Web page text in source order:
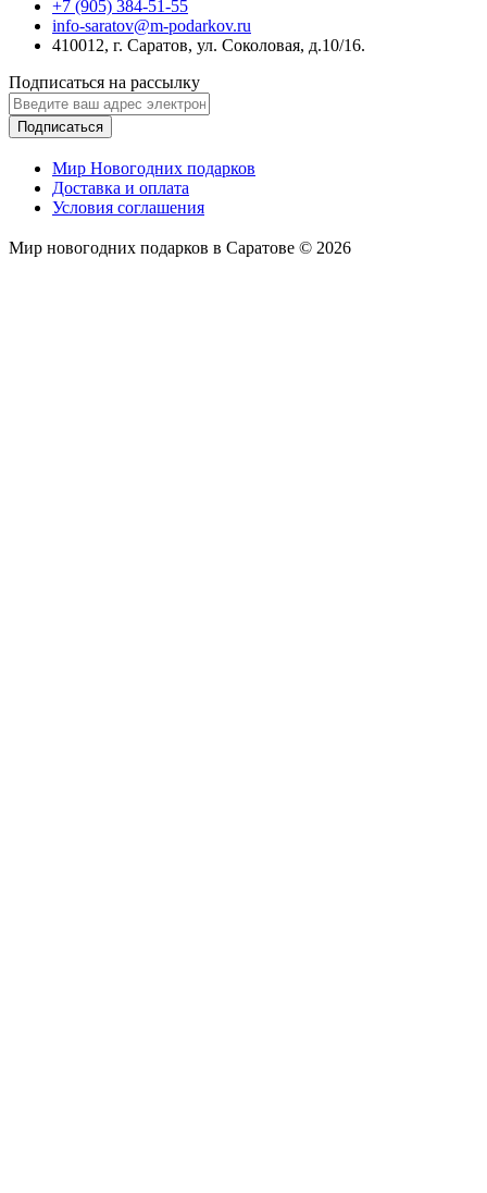
+7 (905) 384-51-55
info-saratov@m-podarkov.ru
410012, г. Саратов, ул. Соколовая, д.10/16.
Подписаться на рассылку
Подписаться
Мир Новогодних подарков
Доставка и оплата
Условия соглашения
Мир новогодних подарков в Саратове © 2026